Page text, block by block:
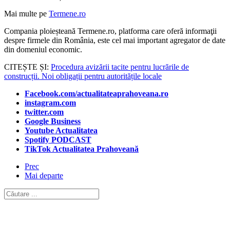
Mai multe pe Termene.ro
Compania ploieșteană Termene.ro, platforma care oferă informaţii
despre firmele din România, este cel mai important agregator de date
din domeniul economic.
CITEȘTE ȘI: Procedura avizării tacite pentru lucrările de
construcții. Noi obligații pentru autoritățile locale
Facebook.com/actualitateaprahoveana.ro
instagram.com
twitter.com
Google Business
Youtube Actualitatea
Spotify PODCAST
TikTok Actualitatea Prahoveană
Prec
Mai departe